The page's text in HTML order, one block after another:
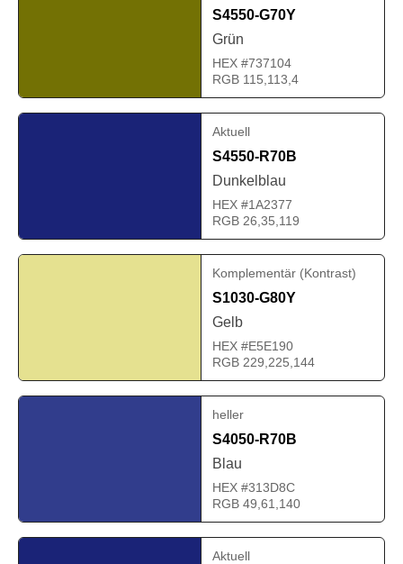
S4550-G70Y
Grün
HEX #737104
RGB 115,113,4
Aktuell
S4550-R70B
Dunkelblau
HEX #1A2377
RGB 26,35,119
Komplementär (Kontrast)
S1030-G80Y
Gelb
HEX #E5E190
RGB 229,225,144
heller
S4050-R70B
Blau
HEX #313D8C
RGB 49,61,140
Aktuell